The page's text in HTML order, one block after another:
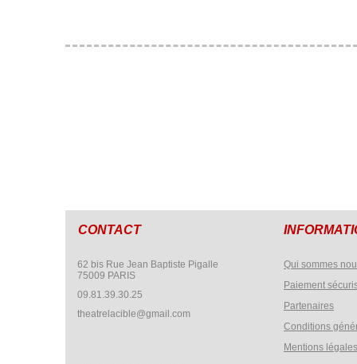
CONTACT
62 bis Rue Jean Baptiste Pigalle
75009 PARIS
09.81.39.30.25
theatrelacible@gmail.com
Qui sommes
Paiement
Partenaires
Conditions
Mentions légales